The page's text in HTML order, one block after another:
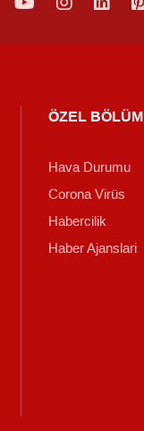
ÖZEL BÖLÜM
Hava Durumu
Corona Virüs
Habercilik
Haber Ajanslari